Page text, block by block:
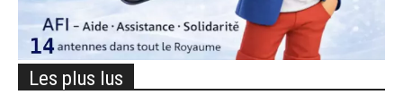
Les plus lus